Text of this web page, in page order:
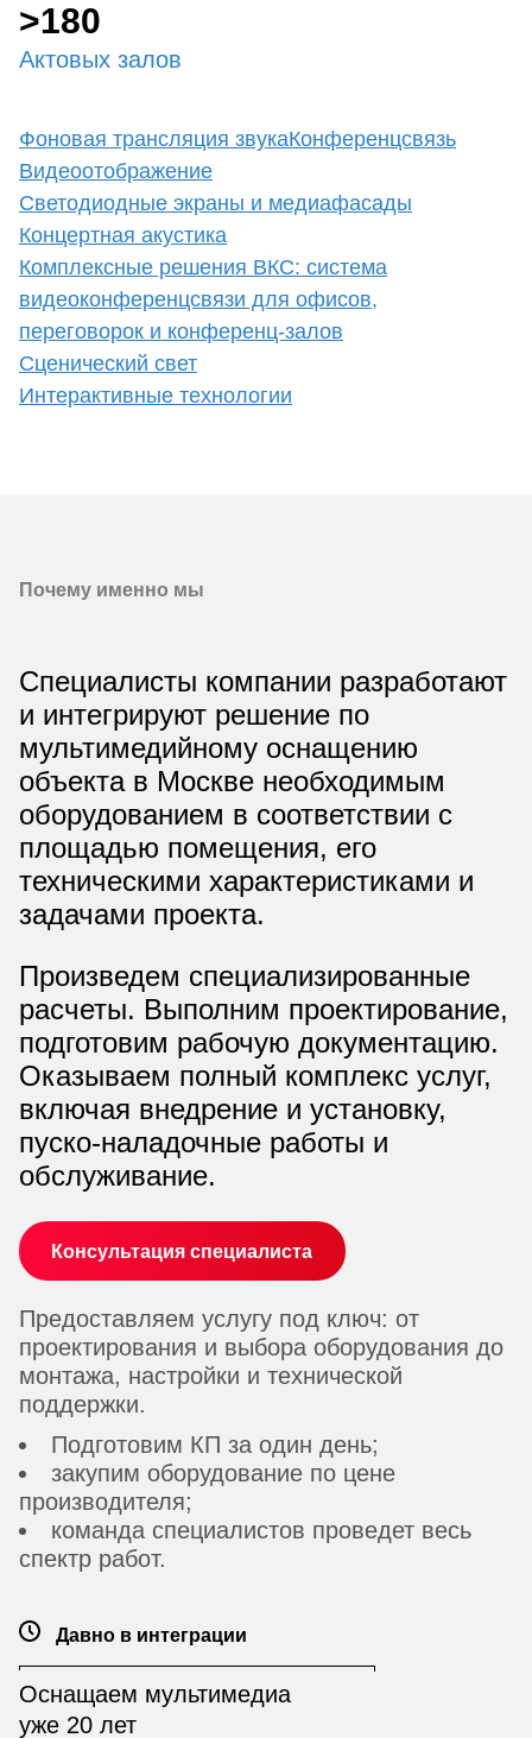
>180
Актовых залов
Фоновая трансляция звукаКонференцсвязь
Видеоотображение
Светодиодные экраны и медиафасады
Концертная акустика
Комплексные решения ВКС: система
видеоконференцсвязи для офисов,
переговорок и конференц-залов
Сценический свет
Интерактивные технологии
Почему именно мы
Специалисты компании разработают
и интегрируют решение по
мультимедийному оснащению
объекта в Москве необходимым
оборудованием в соответствии с
площадью помещения, его
техническими характеристиками и
задачами проекта.
Произведем специализированные
расчеты. Выполним проектирование,
подготовим рабочую документацию.
Оказываем полный комплекс услуг,
включая внедрение и установку,
пуско-наладочные работы и
обслуживание.
Консультация специалиста
Предоставляем услугу под ключ: от
проектирования и выбора оборудования до
монтажа, настройки и технической
поддержки.
Подготовим КП за один день;
закупим оборудование по цене
производителя;
команда специалистов проведет весь
спектр работ.
Давно в интеграции
Оснащаем мультимедиа
уже 20 лет